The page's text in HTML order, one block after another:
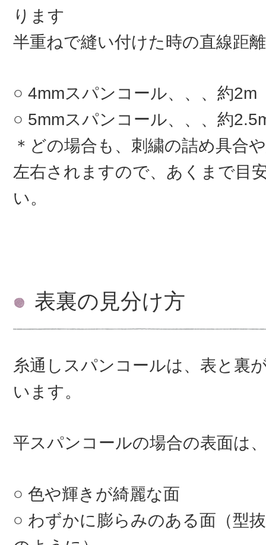
ります
半重ねで縫い付けた時の直線距離
4mmスパンコール、、、約2m
5mmスパンコール、、、約
＊どの場合も、刺繍の詰め具合
左右されますので、あくまで目
い。
表裏の見分け方
糸通しスパンコールは、表と裏
います。
平スパンコールの場合の表面は
色や輝きが綺麗な面
わずかに膨らみのある面（型